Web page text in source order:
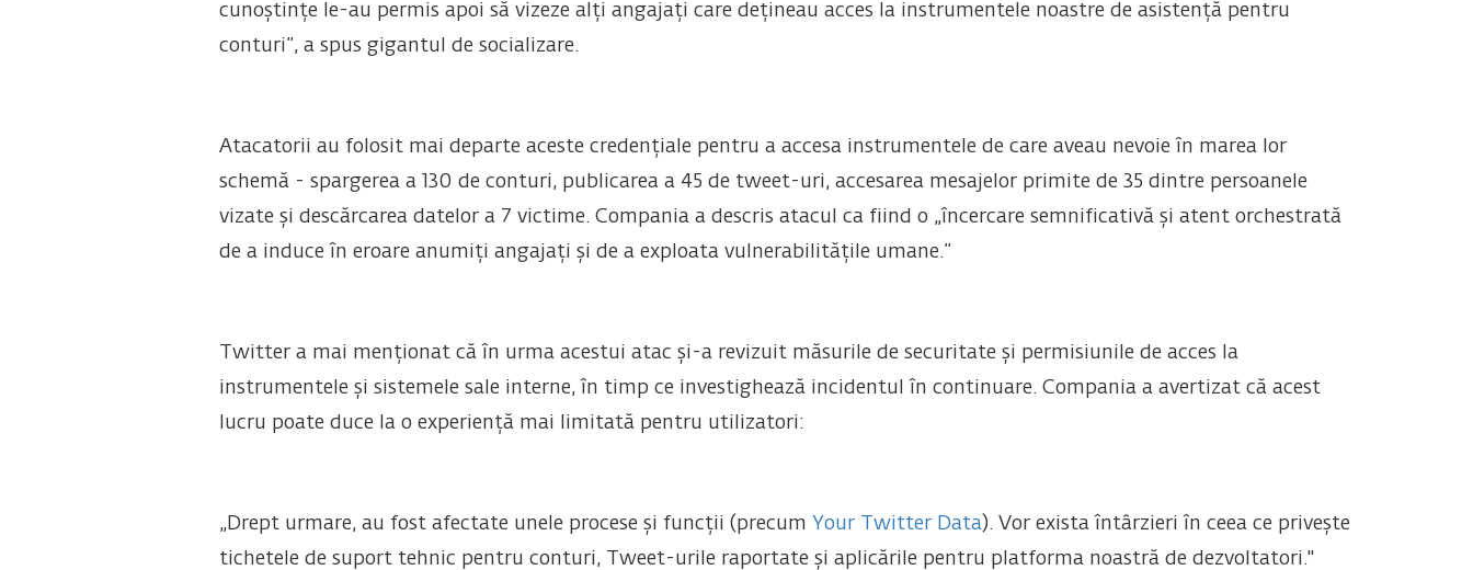
cunoștințe le-au permis apoi să vizeze alți angajați care dețineau acces la instrumentele noastre de asistență pentru
conturi”, a spus gigantul de socializare.
Atacatorii au folosit mai departe aceste credențiale pentru a accesa instrumentele de care aveau nevoie în marea lor
schemă - spargerea a 130 de conturi, publicarea a 45 de tweet-uri, accesarea mesajelor primite de 35 dintre persoanele
vizate și descărcarea datelor a 7 victime. Compania a descris atacul ca fiind o „încercare semnificativă și atent orchestrată
de a induce în eroare anumiți angajați și de a exploata vulnerabilitățile umane.”
Twitter a mai menționat că în urma acestui atac și-a revizuit măsurile de securitate și permisiunile de acces la
instrumentele și sistemele sale interne, în timp ce investighează incidentul în continuare. Compania a avertizat că acest
lucru poate duce la o experiență mai limitată pentru utilizatori:
„Drept urmare, au fost afectate unele procese și funcții (precum Your Twitter Data). Vor exista întârzieri în ceea ce privește
tichetele de suport tehnic pentru conturi, Tweet-urile raportate și aplicările pentru platforma noastră de dezvoltatori."